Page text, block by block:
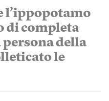
l’ippopotamo
di completa
della
le